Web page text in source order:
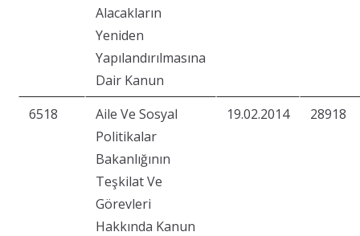
Alacakların
Yeniden
Yapılandırılmasına
Dair Kanun
6518
Aile Ve Sosyal
Politikalar
Bakanlığının
Teşkilat Ve
Görevleri
Hakkında Kanun
19.02.2014 28918